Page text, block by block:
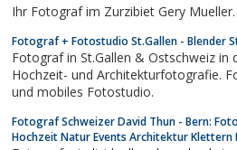
Ihr Fotograf im Zurzibiet Gery Mueller.
Fotograf + Fotostudio St.Gallen - Blender
Fotograf in St.Gallen & Ostschweiz in
Hochzeit- und Architekturfotografie. Fotostudio,
und mobiles Fotostudio.
Fotograf Schweizer David Thun - Bern:
Hochzeit Natur Events Architektur Klettern